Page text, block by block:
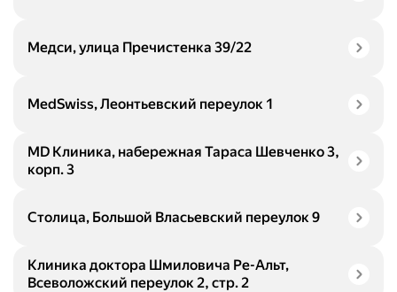
Медси, улица Пречистенка 39/22
MedSwiss, Леонтьевский переулок 1
MD Клиника, набережная Тараса Шевченко 3,
корп. 3
Столица, Большой Власьевский переулок 9
Клиника доктора Шмиловича Ре-Альт,
Всеволожский переулок 2, стр. 2